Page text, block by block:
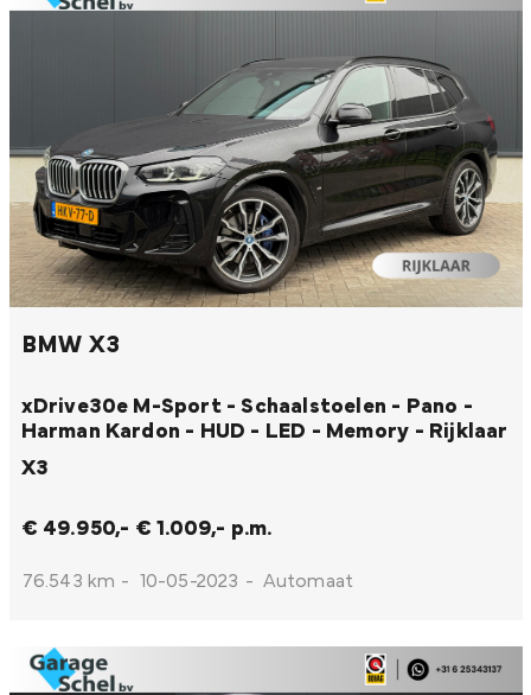
BMW X3
xDrive30e M-Sport - Schaalstoelen - Pano -
Harman Kardon - HUD - LED - Memory - Rijklaar
X3
€ 49.950,- € 1.009,- p.m.
76.543 km - 10-05-2023 - Automaat